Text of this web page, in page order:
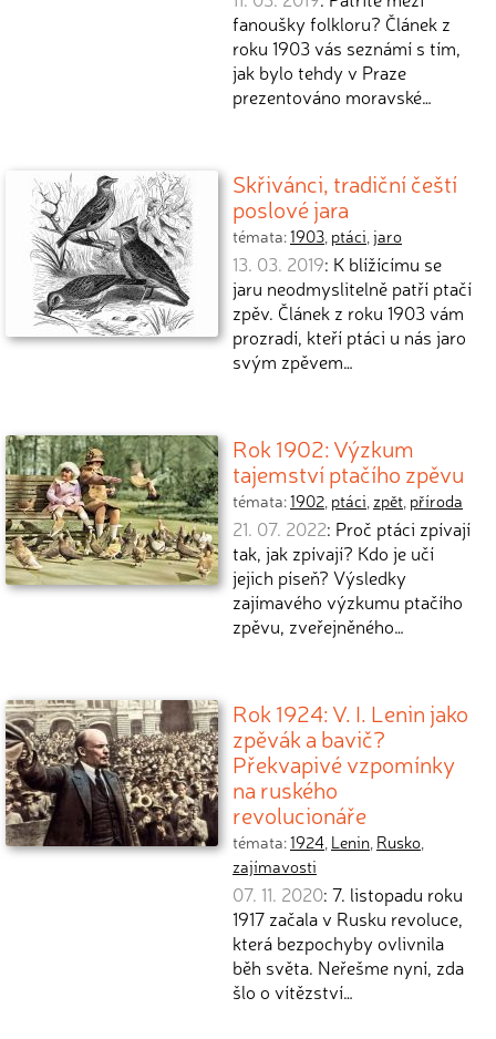
fanoušky folkloru? Článek z
roku 1903 vás seznámí s tím,
jak bylo tehdy v Praze
prezentováno moravské…
Skřivánci, tradiční čeští
poslové jara
témata:1903, ptáci,jaro
13. 03. 2019: K blížícímu se
jaru neodmyslitelně patří ptačí
zpěv. Článek z roku 1903 vám
prozradí, kteří ptáci u nás jaro
svým zpěvem…
Rok 1902: Výzkum
tajemství ptačího zpěvu
témata:1902, ptáci, zpět, příroda
21. 07. 2022: Proč ptáci zpívají
tak, jak zpívají? Kdo je učí
jejich píseň? Výsledky
zajímavého výzkumu ptačího
zpěvu, zveřejněného…
Rok 1924: V. I. Lenin jako
zpěvák a bavič?
Překvapivé vzpomínky
na ruského
revolucionáře
témata:1924, Lenin, Rusko,
zajímavosti
07. 11. 2020: 7. listopadu roku
1917 začala v Rusku revoluce,
která bezpochyby ovlivnila
běh světa. Neřešme nyní, zda
šlo o vítězství…